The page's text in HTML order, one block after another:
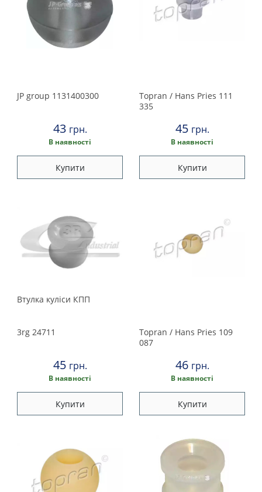
JP group 1131400300
43 грн.
В наявності
Купити
Topran / Hans Pries 111
335
45 грн.
В наявності
Купити
Втулка куліси КПП
3rg 24711
45 грн.
В наявності
Купити
Topran / Hans Pries 109
087
46 грн.
В наявності
Купити